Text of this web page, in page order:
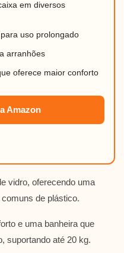
em diversos
uso prolongado
arranhões
oferece maior conforto
Amazon
vidro, oferecendo uma
de plástico.
e uma banheira que
suportando até 20 kg.